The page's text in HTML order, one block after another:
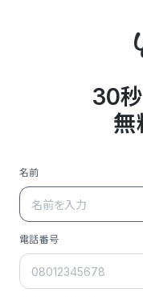
30
無
名前
電話番号